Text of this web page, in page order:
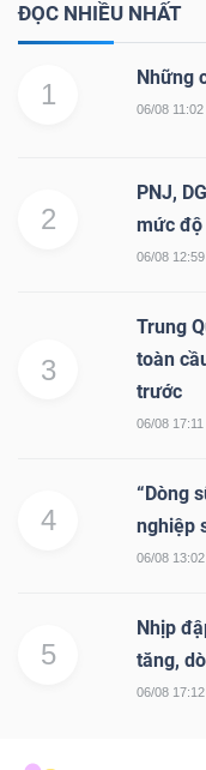
ĐỌC NHIỀU NHẤT
1
Những
06/08 11:02
2
PNJ,
mức độ
06/08 12:59
3
Trung
toàn
trước
06/08 17:11
4
“Dòng
nghiệp
06/08 13:02
5
Nhịp
tăng,
06/08 17:12